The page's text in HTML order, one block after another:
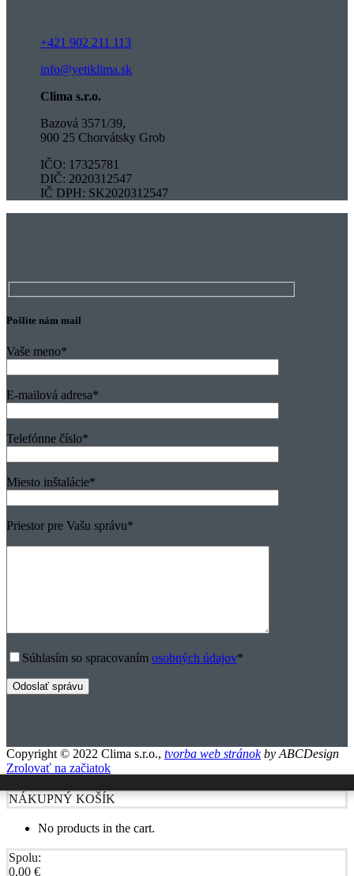
+421 902 211 113
info@yetiklima.sk
Clima s.r.o.
Bazová 3571/39,
900 25 Chorvátsky Grob
IČO: 17325781
DIČ: 2020312547
IČ DPH: SK2020312547
Pošlite nám mail
Vaše meno*
E-mailová adresa*
Telefónne číslo*
Miesto inštalácie*
Priestor pre Vašu správu*
Súhlasím so spracovaním osobných údajov*
Copyright © 2022 Clima s.r.o., tvorba web stránokby ABCDesign
Zrolovať na začiatok
NÁKUPNÝ KOŠÍK
No products in the cart.
Spolu:
0,00 €